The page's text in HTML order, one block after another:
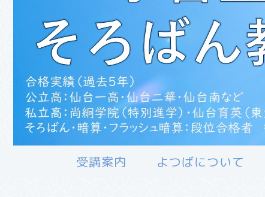
受講案内 よつばについて